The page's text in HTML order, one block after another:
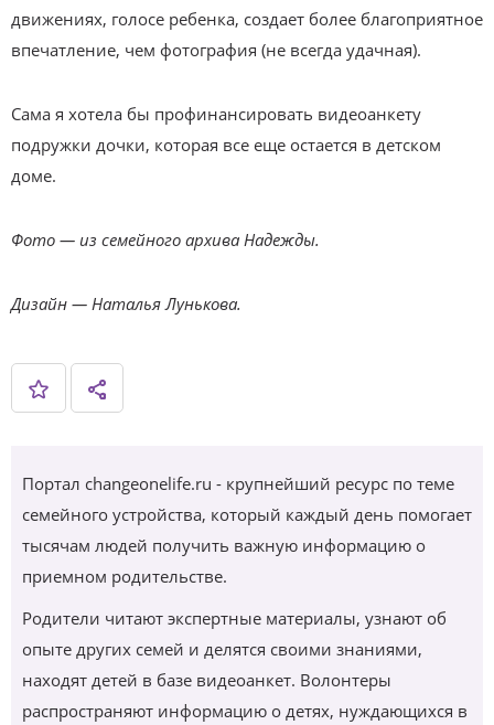
движениях, голосе ребенка, создает более благоприятное
впечатление, чем фотография (не всегда удачная).
Сама я хотела бы профинансировать видеоанкету
подружки дочки, которая все еще остается в детском
доме.
Фото — из семейного архива Надежды.
Дизайн — Наталья Лунькова.
Портал changeonelife.ru - крупнейший ресурс по теме
семейного устройства, который каждый день помогает
тысячам людей получить важную информацию о
приемном родительстве.
Родители читают экспертные материалы, узнают об
опыте других семей и делятся своими знаниями,
находят детей в базе видеоанкет. Волонтеры
распространяют информацию о детях, нуждающихся в